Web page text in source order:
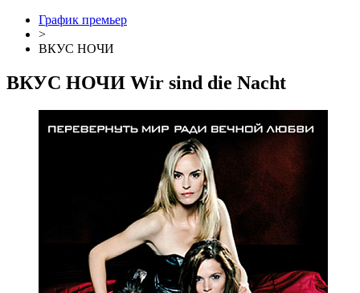
График премьер
>
ВКУС НОЧИ
ВКУС НОЧИ Wir sind die Nacht